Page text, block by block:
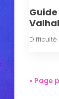
Difficulté
« Page